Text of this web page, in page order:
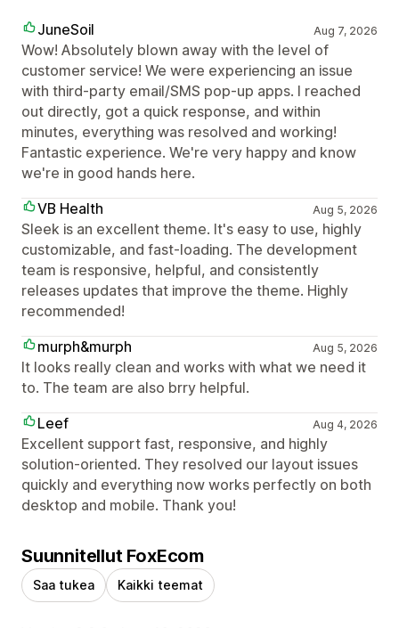
JuneSoil Aug 7, 2026
Wow! Absolutely blown away with the level of
customer service! We were experiencing an issue
with third-party email/SMS pop-up apps. I reached
out directly, got a quick response, and within
minutes, everything was resolved and working!
Fantastic experience. We're very happy and know
we're in good hands here.
VB Health
Aug 5, 2026
Sleek is an excellent theme. It's easy to use, highly
customizable, and fast-loading. The development
team is responsive, helpful, and consistently
releases updates that improve the theme. Highly
recommended!
murph&murph
Aug 5, 2026
It looks really clean and works with what we need it
to. The team are also brry helpful.
Leef
Aug 4, 2026
Excellent support fast, responsive, and highly
solution-oriented. They resolved our layout issues
quickly and everything now works perfectly on both
desktop and mobile. Thank you!
Suunnitellut FoxEcom
Saa tukea Kaikki teemat